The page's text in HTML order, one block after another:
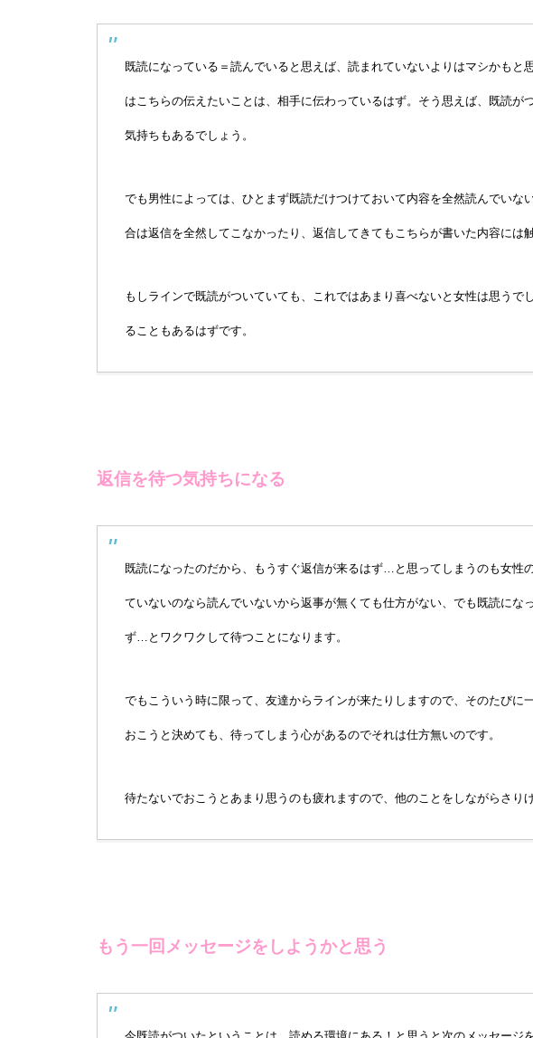
既読になっている＝読んでいると思えば、読まれていないよりはマシかもと
はこちらの伝えたいことは、相手に伝わっているはず。そう思えば、既読が
気持ちもあるでしょう。
でも男性によっては、ひとまず既読だけつけておいて内容を全然読んでいな
合は返信を全然してこなかったり、返信してきてもこちらが書いた内容には
もしラインで既読がついていても、これではあまり喜べないと女性は思うで
ることもあるはずです。
返信を待つ気持ちになる
既読になったのだから、もうすぐ返信が来るはず…と思ってしまうのも女性
ていないのなら読んでいないから返事が無くても仕方がない、でも既読にな
ず…とワクワクして待つことになります。
でもこういう時に限って、友達からラインが来たりしますので、そのたびに
おこうと決めても、待ってしまう心があるのでそれは仕方無いのです。
待たないでおこうとあまり思うのも疲れますので、他のことをしながらさり
もう一回メッセージをしようかと思う